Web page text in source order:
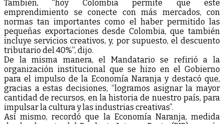
También, “hoy Colombia permite que este
emprendimiento se conecte con más mercados, con
normas tan importantes como el haber permitido las
pequeñas exportaciones desde Colombia, que también
incluye servicios creativos, y, por supuesto, el descuento
tributario del 40%”, dijo.
De la misma manera, el Mandatario se refirió a la
organización institucional que se hizo en el Gobierno
para el impulso de la Economía Naranja y destacó que,
gracias a estas decisiones, “logramos asignar la mayor
cantidad de recursos, en la historia de nuestro país, para
impulsar la cultura y las industrias creativas”.
Así mismo, recordó que la Economía Naranja, medida